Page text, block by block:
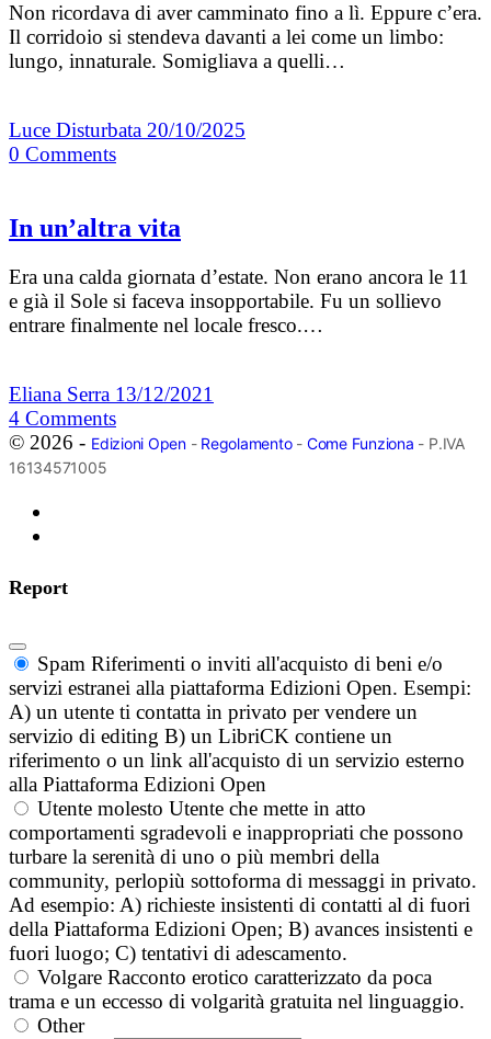
Non ricordava di aver camminato fino a lì. Eppure c’era.
Il corridoio si stendeva davanti a lei come un limbo:
lungo, innaturale. Somigliava a quelli…
Luce Disturbata 20/10/2025
0 Comments
In un’altra vita
Era una calda giornata d’estate. Non erano ancora le 11
e già il Sole si faceva insopportabile. Fu un sollievo
entrare finalmente nel locale fresco.…
Eliana Serra 13/12/2021
4 Comments
© 2026 - Edizioni Open- Regolamento- Come Funziona - P.IVA
16134571005
Report
Spam Riferimenti o inviti all'acquisto di beni e/o
servizi estranei alla piattaforma Edizioni Open. Esempi:
A) un utente ti contatta in privato per vendere un
servizio di editing B) un LibriCK contiene un
riferimento o un link all'acquisto di un servizio esterno
alla Piattaforma Edizioni Open
Utente molesto Utente che mette in atto
comportamenti sgradevoli e inappropriati che possono
turbare la serenità di uno o più membri della
community, perlopiù sottoforma di messaggi in privato.
Ad esempio: A) richieste insistenti di contatti al di fuori
della Piattaforma Edizioni Open; B) avances insistenti e
fuori luogo; C) tentativi di adescamento.
Volgare Racconto erotico caratterizzato da poca
trama e un eccesso di volgarità gratuita nel linguaggio.
Other